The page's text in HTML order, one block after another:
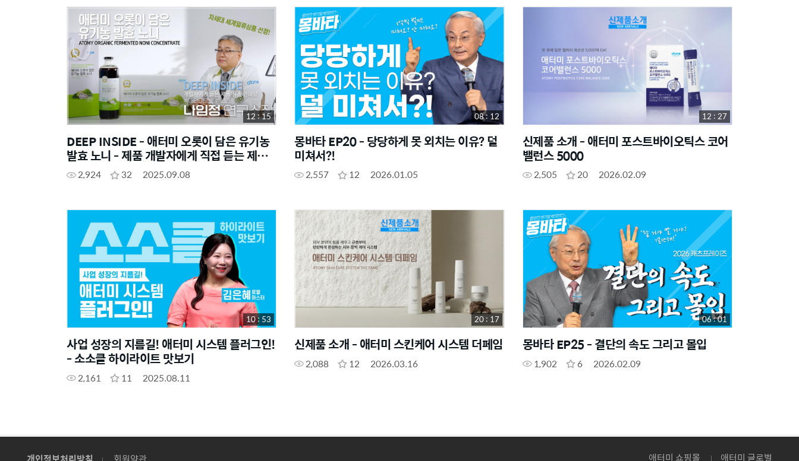
DEEP INSIDE - 애터미 오롯이 담은 유기농
발효 노니 - 제품 개발자에게 직접 듣는 제품
이야기
2,924 32 2025.09.08
12 : 15
몽바타 EP20 - 당당하게 못 외치는 이유? 덜
미쳐서?!
2,557 12 2026.01.05
08 : 12
신제품 소개 - 애터미 포스트바이오틱스 코어
밸런스 5000
2,505 20 2026.02.09
12 : 27
사업 성장의 지름길! 애터미 시스템 플러그인!
- 소소클 하이라이트 맛보기
2,161 11 2025.08.11
10 : 53
신제품 소개 - 애터미 스킨케어 시스템 더페임
2,088 12 2026.03.16
20 : 17
몽바타 EP25 - 결단의 속도 그리고 몰입
1,902 6 2026.02.09
06 : 01
애터미 쇼핑몰 애터미 글로벌